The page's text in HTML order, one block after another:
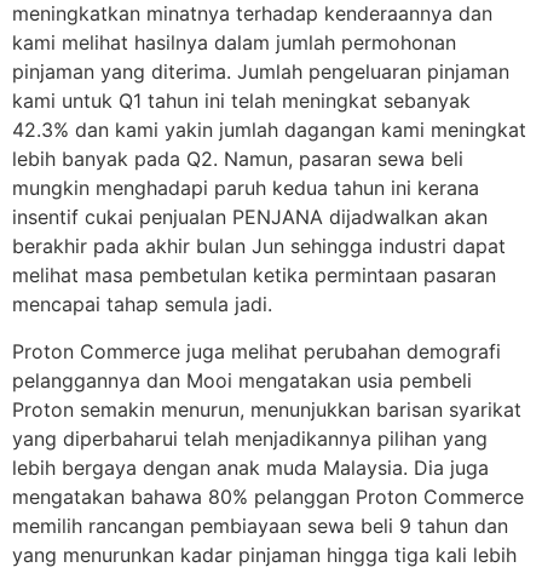
meningkatkan minatnya terhadap kenderaannya dan
kami melihat hasilnya dalam jumlah permohonan
pinjaman yang diterima. Jumlah pengeluaran pinjaman
kami untuk Q1 tahun ini telah meningkat sebanyak
42.3% dan kami yakin jumlah dagangan kami meningkat
lebih banyak pada Q2. Namun, pasaran sewa beli
mungkin menghadapi paruh kedua tahun ini kerana
insentif cukai penjualan PENJANA dijadwalkan akan
berakhir pada akhir bulan Jun sehingga industri dapat
melihat masa pembetulan ketika permintaan pasaran
mencapai tahap semula jadi.
Proton Commerce juga melihat perubahan demografi
pelanggannya dan Mooi mengatakan usia pembeli
Proton semakin menurun, menunjukkan barisan syarikat
yang diperbaharui telah menjadikannya pilihan yang
lebih bergaya dengan anak muda Malaysia. Dia juga
mengatakan bahawa 80% pelanggan Proton Commerce
memilih rancangan pembiayaan sewa beli 9 tahun dan
yang menurunkan kadar pinjaman hingga tiga kali lebih